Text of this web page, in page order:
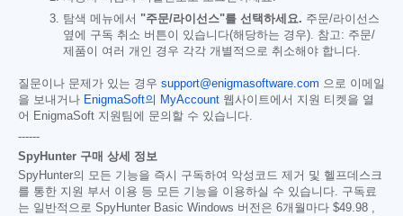
탐색 메뉴에서 "주문/라이선스"를 선택하세요. 주문/라이선스
옆에 구독 취소 버튼이 있습니다(해당하는 경우). 참고: 주문/
제품이 여러 개인 경우 각각 개별적으로 취소해야 합니다.
질문이나 문제가 있는 경우 support@enigmasoftware.com 으로 이메일
을 보내거나 EnigmaSoft의 MyAccount 웹사이트에서 지원 티켓을 열
어 EnigmaSoft 지원팀에 문의할 수 있습니다.
------
SpyHunter 구매 상세 정보
SpyHunter의 모든 기능을 즉시 구독하여 악성코드 제거 및 헬프데스크
를 통한 지원 부서 이용 등 모든 기능을 이용하실 수 있습니다. 구독료
는 일반적으로 SpyHunter Basic Windows 버전은 6개월마다 $49.98